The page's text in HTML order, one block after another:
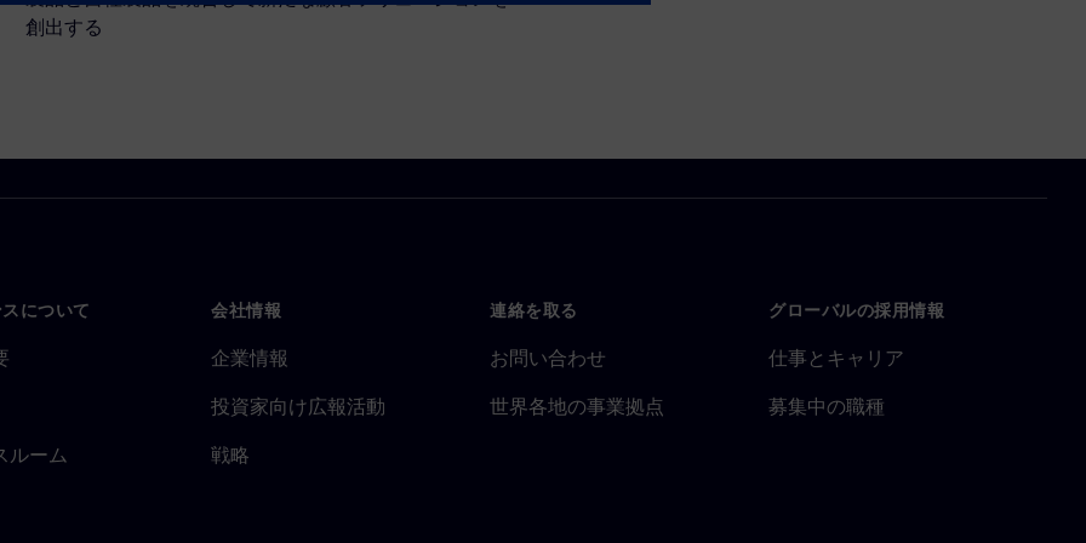
創出する
について
ルーム
会社情報
企業情報
投資家向け広報活動
戦略
連絡を取る
お問い合わせ
世界各地の事業拠点
グローバルの採用情報
仕事とキャリア
募集中の職種